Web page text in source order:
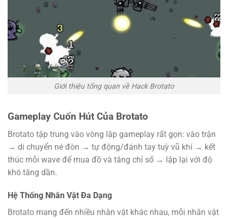
Giới thiệu tổng quan về Hack Brotato
Gameplay Cuốn Hút Của Brotato
Brotato tập trung vào vòng lặp gameplay rất gọn: vào trận
→ di chuyển né đòn → tự động/đánh tay tuỳ vũ khí → kết
thúc mỗi wave để mua đồ và tăng chỉ số → lặp lại với độ
khó tăng dần.
Hệ Thống Nhân Vật Đa Dạng
Brotato mang đến nhiều nhân vật khác nhau, mỗi nhân vật